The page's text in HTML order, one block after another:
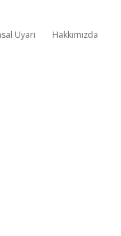
Uyarı Hakkımızda